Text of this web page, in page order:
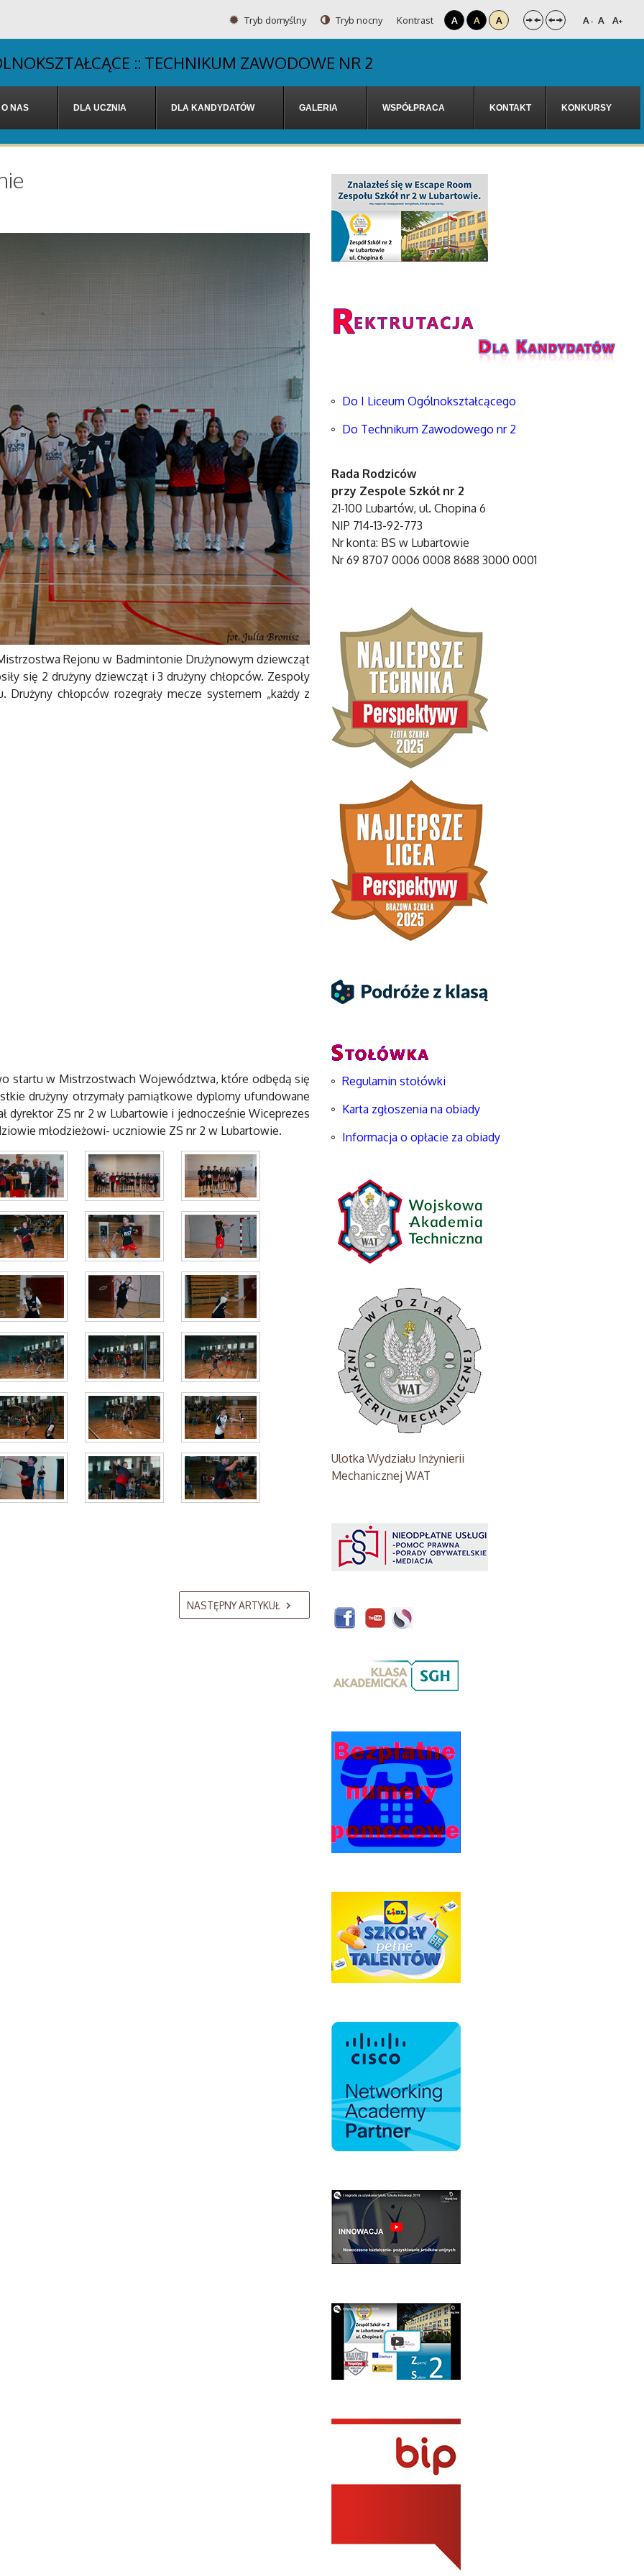
Tryb domyślny Tryb nocny Kontrast A A A A- A A+
:: TECHNIKUM ZAWODOWE NR 2
O NAS DLA UCZNIA DLA KANDYDATÓW GALERIA WSPÓŁPRACA KONTAKT KONKURSY
Rejonu w Badmintonie Drużynowym dziewcząt
się 2 drużyny dziewcząt i 3 drużyny chłopców. Zespoły
chłopców rozegrały mecze systemem „każdy z
startu w Mistrzostwach Województwa, które odbędą się
drużyny otrzymały pamiątkowe dyplomy ufundowane
dyrektor ZS nr 2 w Lubartowie i jednocześnie Wiceprezes
młodzieżowi- uczniowie ZS nr 2 w Lubartowie.
NASTĘPNY ARTYKUŁ
Do I Liceum Ogólnokształcącego
Do Technikum Zawodowego nr 2
Rada Rodziców
przy Zespole Szkół nr 2
21-100 Lubartów, ul. Chopina 6
NIP 714-13-92-773
Nr konta: BS w Lubartowie
Nr 69 8707 0006 0008 8688 3000 0001
Regulamin stołówki
Karta zgłoszenia na obiady
Informacja o opłacie za obiady
Ulotka Wydziału Inżynierii
Mechanicznej WAT